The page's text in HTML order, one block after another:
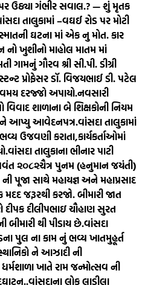
ઉઠ્યા ગંભીર સવાલ.? — શું મૃતક
તાલુકામાં –વઘઈ રોડ પર મોટી
ઘટના માં એક નુ મોત. કાર
ખુશીનો માહોલ માતમ માં
ગામનું ગૌરવ શ્રી સી.પી. ડીગ્રી
પ્રોફેસર ડૉ. વિજયભાઈ ડી. પટેલ
દરજ્જો અપાયો.નવસારી
શાળાના બે શિક્ષકોની નિયમ
ને આપ્યુ આવેદનપત્ર.વાંસદા તાલુકામાં
ઉજવણી કરાતા,કાર્યકર્તાઓમાં
વાંસદા તાલુકાના ભીનાર પાટી
સવંત ‌‌૨૦૮૨ચૈત્ર‌ પુનમ (હનુમાન જયંતી)
પૂજા સાથે મહાયજ્ઞ અને મહાપ્રસાદ
મદદ જરૂરથી કરજો. બીમારી જાત
દીપક દીલીપભાઇ ચૌહાણ સુરત
બીમારી થી પીડાય છે.વાંસદા
પુલ ના કામ નું ભવ્ય ખાતમુહૂર્ત
ને આઝાદી ની
ખાતે રામ જન્મોત્સવ ની
વાંસદાના લોક લાડીલા